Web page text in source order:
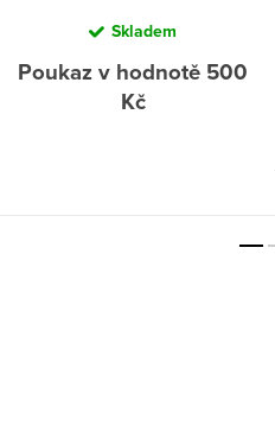
Skladem
Poukaz v hodnotě 500
Kč